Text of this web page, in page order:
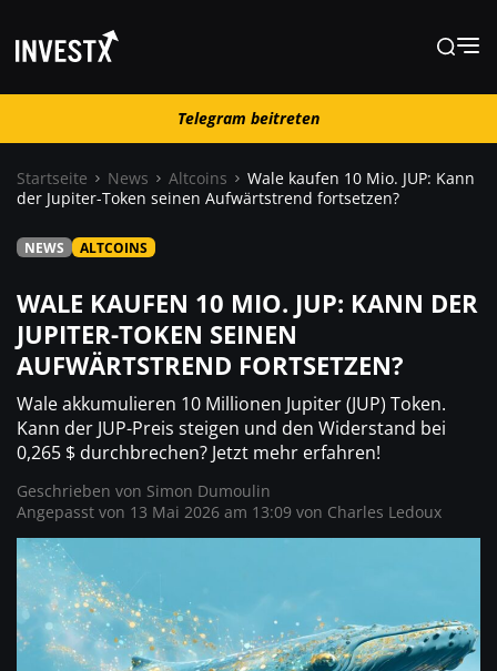
Telegram beitreten
Lernen
Trading
Wo kaufen ?
Casino
Telegram beitreten
Startseite News Altcoins
Wale kaufen 10 Mio. JUP: Kann
der Jupiter-Token seinen Aufwärtstrend fortsetzen?
NEWS ALTCOINS
WALE KAUFEN 10 MIO. JUP: KANN DER
JUPITER-TOKEN SEINEN
AUFWÄRTSTREND FORTSETZEN?
Wale akkumulieren 10 Millionen Jupiter (JUP) Token.
Kann der JUP-Preis steigen und den Widerstand bei
0,265 $ durchbrechen? Jetzt mehr erfahren!
Geschrieben von Simon Dumoulin
Angepasst von 13 Mai 2026 am 13:09 von Charles Ledoux